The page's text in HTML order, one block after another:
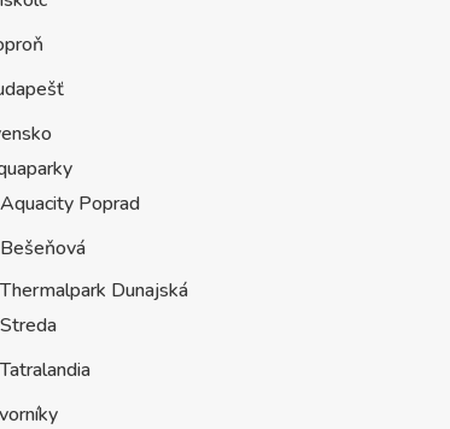
Aquacity Poprad
Bešeňová
Thermalpark Dunajská
Streda
Tatralandia